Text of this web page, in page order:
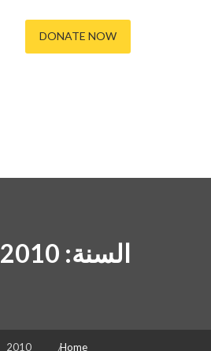
t
DONATE NOW
السنة: 2010
Home
2010